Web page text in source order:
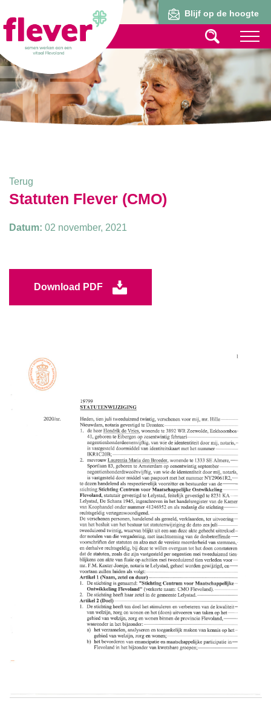
Blijf op de hoogte
Terug
Statuten Flever (CMO)
Datum: 02 november, 2021
Download PDF